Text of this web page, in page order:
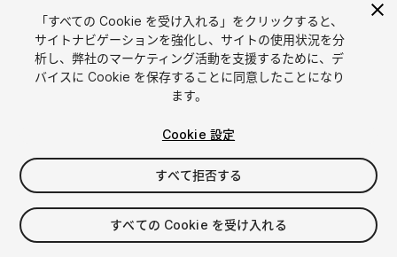
1/ 17
$199.99
消費税は決済時に計算されます
「すべての Cookie を受け入れる」をクリックすると、
サイトナビゲーションを強化し、サイトの使用状況を分
析し、弊社のマーケティング活動を支援するために、デ
バイスに Cookie を保存することに同意したことになり
ます。
Cookie 設定
すべて拒否する
すべての Cookie を受け入れる